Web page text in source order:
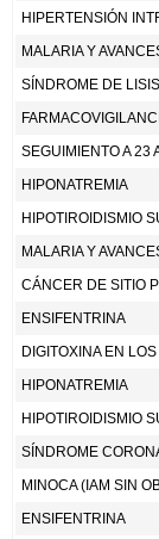
HIPERTENSIÓN
MALARIA Y
SÍNDROME DE
HIPONATREMIA
HIPOTIROIDISMIO
MALARIA Y
CÁNCER DE SITIO
ENSIFENTRINA
HIPONATREMIA
HIPOTIROIDISMIO
SÍNDROME
ENSIFENTRINA